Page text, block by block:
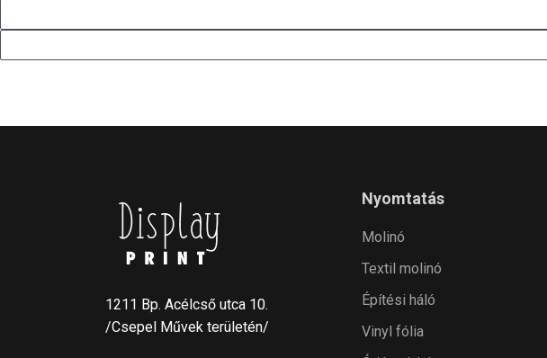
1211 Bp. Acélcső utca 10.
/Csepel Művek területén/
Nyomtatás
Molinó
Textil molinó
Építési háló
Vinyl fólia